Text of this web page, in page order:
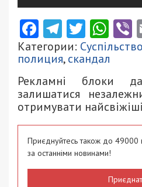
Facebook
Telegram
Twitter
Категории: Суспільство
полиция,скандал
Рекламні блоки
залишатися
отримувати
Приєднуйтесь також до 49000
за останніми новинами!